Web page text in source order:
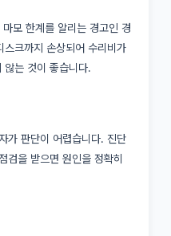
모 한계를 알리는 경고인 경
크까지 손상되어 수리비가
않는 것이 좋습니다.
가 판단이 어렵습니다. 진단
검을 받으면 원인을 정확히